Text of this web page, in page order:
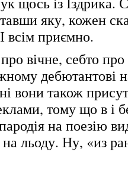
яку, кожен
всім приємно.
вічне, себто
дебютантові
вони також
тому що в і
на поезію
льоду. Ну, «из